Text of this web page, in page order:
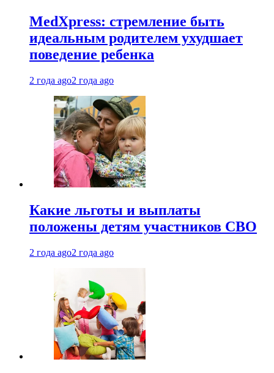
MedXpress: стремление быть
идеальным родителем ухудшает
поведение ребенка
2 года ago2 года ago
Какие льготы и выплаты
положены детям участников СВО
2 года ago2 года ago